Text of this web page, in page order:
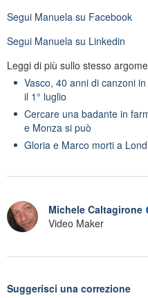
Segui Manuela su Facebook
Segui Manuela su Linkedin
Leggi di più sullo stesso
Vasco, 40 anni di canzoni
il 1° luglio
Cercare una badante in
e Monza si può
Gloria e Marco morti a
Michele Caltagirone
Video Maker
Suggerisci una correzione